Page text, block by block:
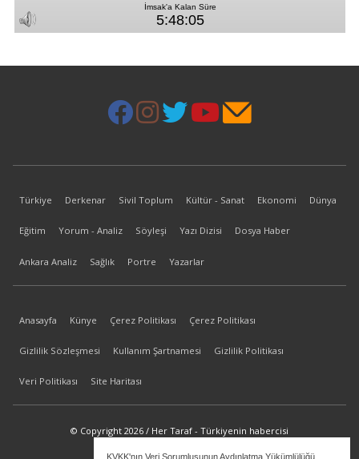
KVKK'nın Veri Sorumlusunun Aydınlatma Yükümlülüğü
Türkiye Derkenar Sivil Toplum Kültür - Sanat Ekonomi Dünya
Eğitim Yorum - Analiz Söyleşi Yazı Dizisi Dosya Haber
Ankara Analiz Sağlık Portre Yazarlar
Anasayfa Künye Çerez Politikası Çerez Politikası
Gizlilik Sözleşmesi Kullanım Şartnamesi Gizlilik Politikası
Veri Politikası Site Haritası
© Copyright 2026 / Her Taraf - Türkiyenin habercisi